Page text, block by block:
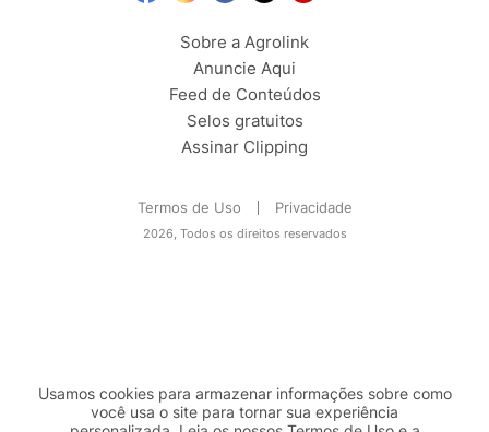
Sobre a Agrolink
Anuncie Aqui
Feed de Conteúdos
Selos gratuitos
Assinar Clipping
Termos de Uso Privacidade
2026, Todos os direitos reservados
Usamos cookies para armazenar informações sobre como
você usa o site para tornar sua experiência